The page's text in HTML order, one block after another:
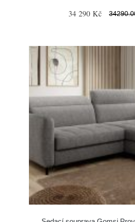
34 290 Kč